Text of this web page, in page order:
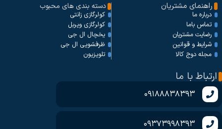
راهنمای مشتریان
درباره ما
تماس باما
رضایت مشتریان
شرایط و قوانین
مجله دوج کالا
دسته بندی های محبوب
کولرگازی زانتی
کولرگازی ویربل
یخچال ال جی
ظرفشویی ال جی
تلویزیون
ارتباط با ما
09188838393
09373998393